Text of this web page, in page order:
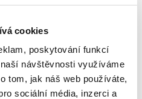
cookies
poskytování funkcí
návštěvnosti využíváme
tom, jak náš web používáte,
sociální média, inzerci a
zdarma
trhu přes 30 let.